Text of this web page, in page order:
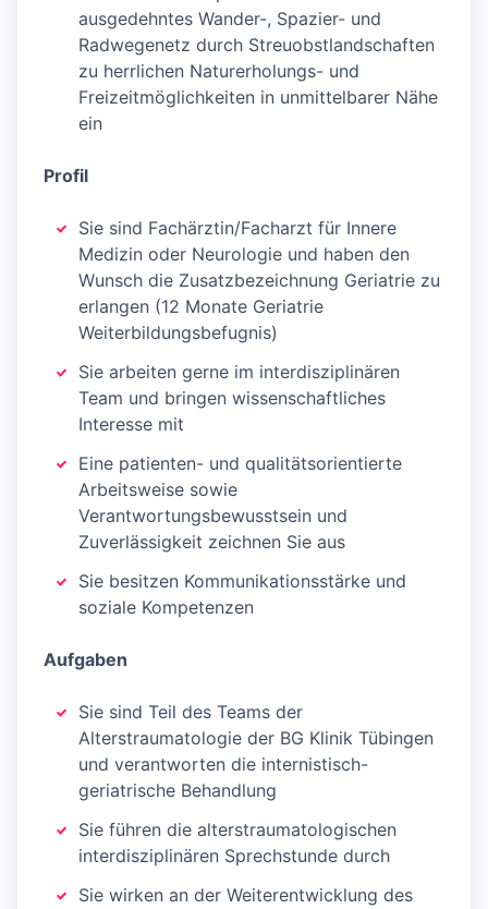
ausgedehntes Wander-, Spazier- und
Radwegenetz durch Streuobstlandschaften
zu herrlichen Naturerholungs- und
Freizeitmöglichkeiten in unmittelbarer Nähe
ein
Profil
Sie sind Fachärztin/Facharzt für Innere
Medizin oder Neurologie und haben den
Wunsch die Zusatzbezeichnung Geriatrie zu
erlangen (12 Monate Geriatrie
Weiterbildungsbefugnis)
Sie arbeiten gerne im interdisziplinären
Team und bringen wissenschaftliches
Interesse mit
Eine patienten- und qualitätsorientierte
Arbeitsweise sowie
Verantwortungsbewusstsein und
Zuverlässigkeit zeichnen Sie aus
Sie besitzen Kommunikationsstärke und
soziale Kompetenzen
Aufgaben
Sie sind Teil des Teams der
Alterstraumatologie der BG Klinik Tübingen
und verantworten die internistisch-
geriatrische Behandlung
Sie führen die alterstraumatologischen
interdisziplinären Sprechstunde durch
Sie wirken an der Weiterentwicklung des